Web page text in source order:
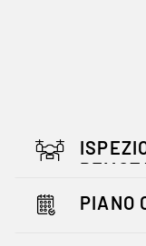
PIANO